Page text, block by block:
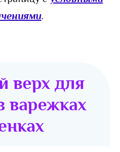
.
верх для
варежках